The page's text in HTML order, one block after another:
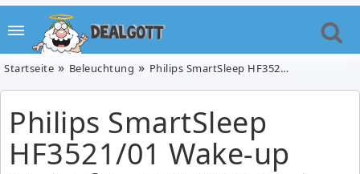
Startseite Beleuchtung Philips SmartSleep HF3521/01 Wake-up Light für 109,99€ (Vgl. 129,99€)
Philips SmartSleep
HF3521/01 Wake-up